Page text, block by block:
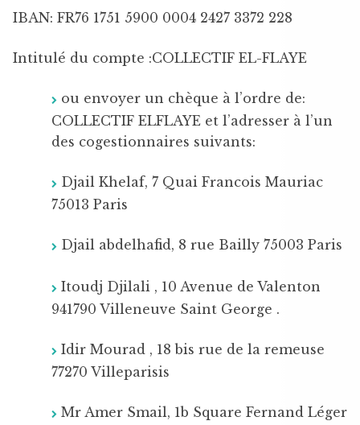
IBAN: FR76 1751 5900 0004 2427 3372 228
Intitulé du compte :COLLECTIF EL-FLAYE
ou envoyer un chèque à l’ordre de:
COLLECTIF ELFLAYE et l’adresser à l’un
des cogestionnaires suivants:
Djail Khelaf, 7 Quai Francois Mauriac
75013 Paris
Djail abdelhafid, 8 rue Bailly 75003 Paris
Itoudj Djilali , 10 Avenue de Valenton
941790 Villeneuve Saint George .
Idir Mourad , 18 bis rue de la remeuse
77270 Villeparisis
Mr Amer Smail, 1b Square Fernand Léger